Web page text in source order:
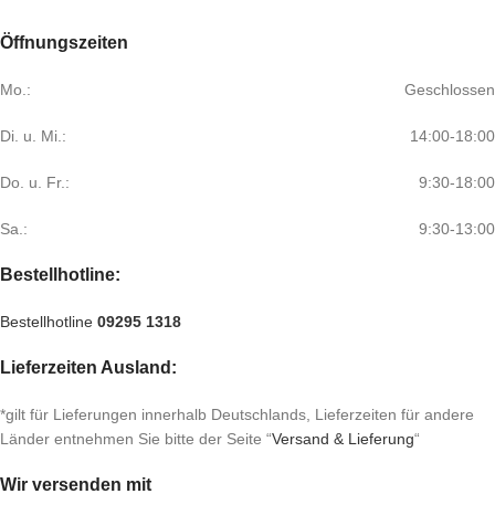
Öffnungszeiten
Mo.: Geschlossen
Di. u. Mi.: 14:00-18:00
Do. u. Fr.: 9:30-18:00
Sa.: 9:30-13:00
Bestellhotline:
Bestellhotline 09295 1318
Lieferzeiten Ausland:
*gilt für Lieferungen innerhalb Deutschlands, Lieferzeiten für andere
Länder entnehmen Sie bitte der Seite “Versand & Lieferung“
Wir versenden mit